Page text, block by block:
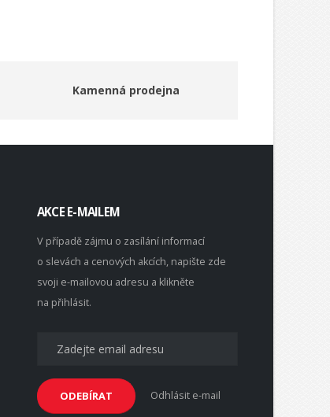
Kamenná prodejna
AKCE E-MAILEM
V případě zájmu o zasílání informací
o slevách a cenových akcích, napište zde
svoji e-mailovou adresu a klikněte
na přihlásit.
ODEBÍRAT Odhlásit e-mail